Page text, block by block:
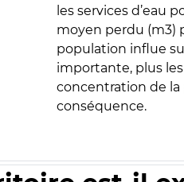
les services d’eau
moyen perdu (m3)
population influe
importante, plus
concentration de
conséquence.